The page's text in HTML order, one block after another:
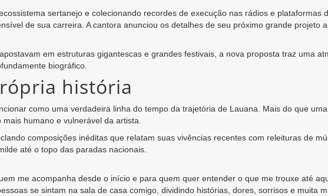
sertanejo e colecionando recordes de execução nas rádios e plataformas
de sua carreira. A cantora anunciou os detalhes de seu próximo grande projeto
em estruturas gigantescas e grandes festivais, a nova proposta traz uma
biográfico.
história
como uma verdadeira linha do tempo da trajetória de Lauana. Mais do que
humano e vulnerável da artista.
composições inéditas que relatam suas vivências recentes com releituras de
até o topo das paradas nacionais.
me acompanha desde o início e para quem quer entender o que me trouxe até
se sintam na sala de casa comigo, dividindo histórias, dores, sorrisos e muita